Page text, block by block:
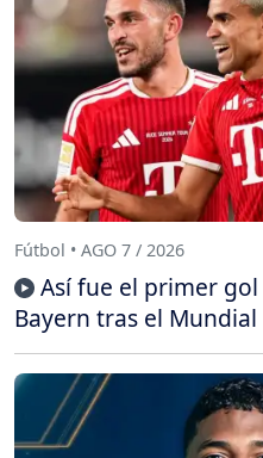
Fútbol • AGO 7 / 2026
Así fue el primer gol
Bayern tras el Mundial